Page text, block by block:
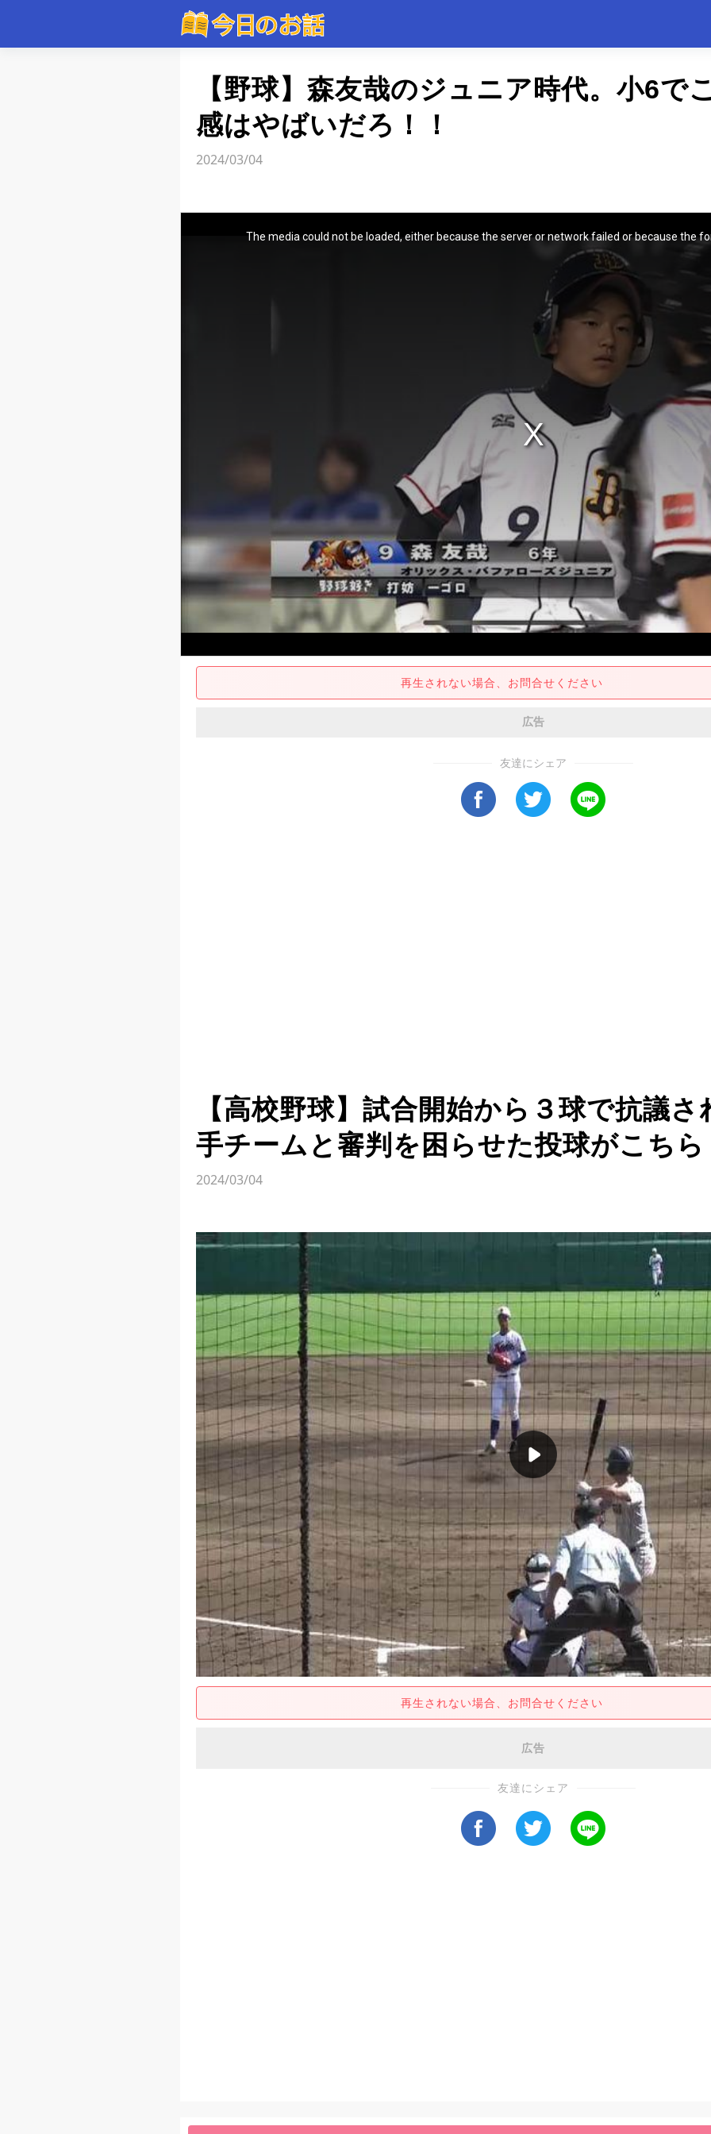
The media could not be loaded, either because the server or network failed or because the
【野球】森友哉のジュニア時代。小6で
感はやばいだろ！！
2024/03/04
再生されない場合、お問合せください
広告
友達にシェア
【高校野球】試合開始から３球で抗議
手チームと審判を困らせた投球がこちら
2024/03/04
再生されない場合、お問合せください
広告
友達にシェア
動画